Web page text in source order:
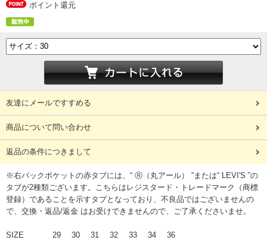
ポイント還元
友達にメールですすめる
商品について問い合わせ
返品の条件につきまして
※右バックポケットの赤タブには、“ Ⓡ（丸アール） ”または“ LEVI'S ”の
タブが2種類ございます。こちらはレジスタード・トレードマーク（商標
登録）であることを示すタブとなっており、不良品ではございませんの
で、交換・返品/返金 はお受けできませんので、ご了承くださいませ。
SIZE 29 30 31 32 33 34
36